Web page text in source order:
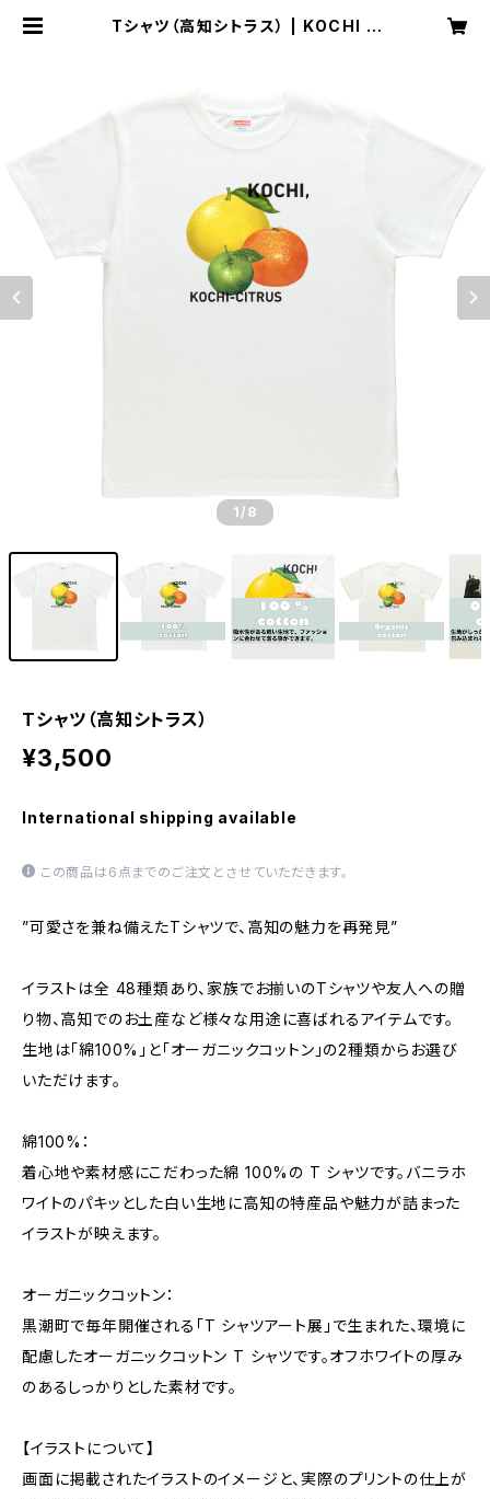
Tシャツ（高知シトラス） | KOCHI T
1 /8
Tシャツ（高知シトラス）
¥3,500
International shipping available
この商品は6点までのご注文とさせていただきます。
”可愛さを兼ね備えたTシャツで、高知の魅力を再発見”
イラストは全 48種類あり、家族でお揃いのTシャツや友人への贈
り物、高知でのお土産など様々な用途に喜ばれるアイテムです。
生地は「綿100%」と「オーガニックコットン」の2種類からお選び
いただけます。
綿100%：
着心地や素材感にこだわった綿 100%の T シャツです。バニラホ
ワイトのパキッとした白い生地に高知の特産品や魅力が詰まった
イラストが映えます。
オーガニックコットン：
黒潮町で毎年開催される「T シャツアート展」で生まれた、環境に
配慮したオーガニックコットン T シャツです。オフホワイトの厚み
のあるしっかりとした素材です。
【イラストについて】
画面に掲載されたイラストのイメージと、実際のプリントの仕上が